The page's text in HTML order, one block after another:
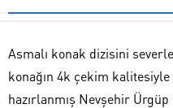
Asmalı konak dizisini
konağın 4k çekim
hazırlanmış Nevşehir